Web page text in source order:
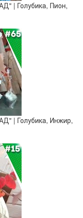
| Голубика, Пион,
| Голубика, Инжир,